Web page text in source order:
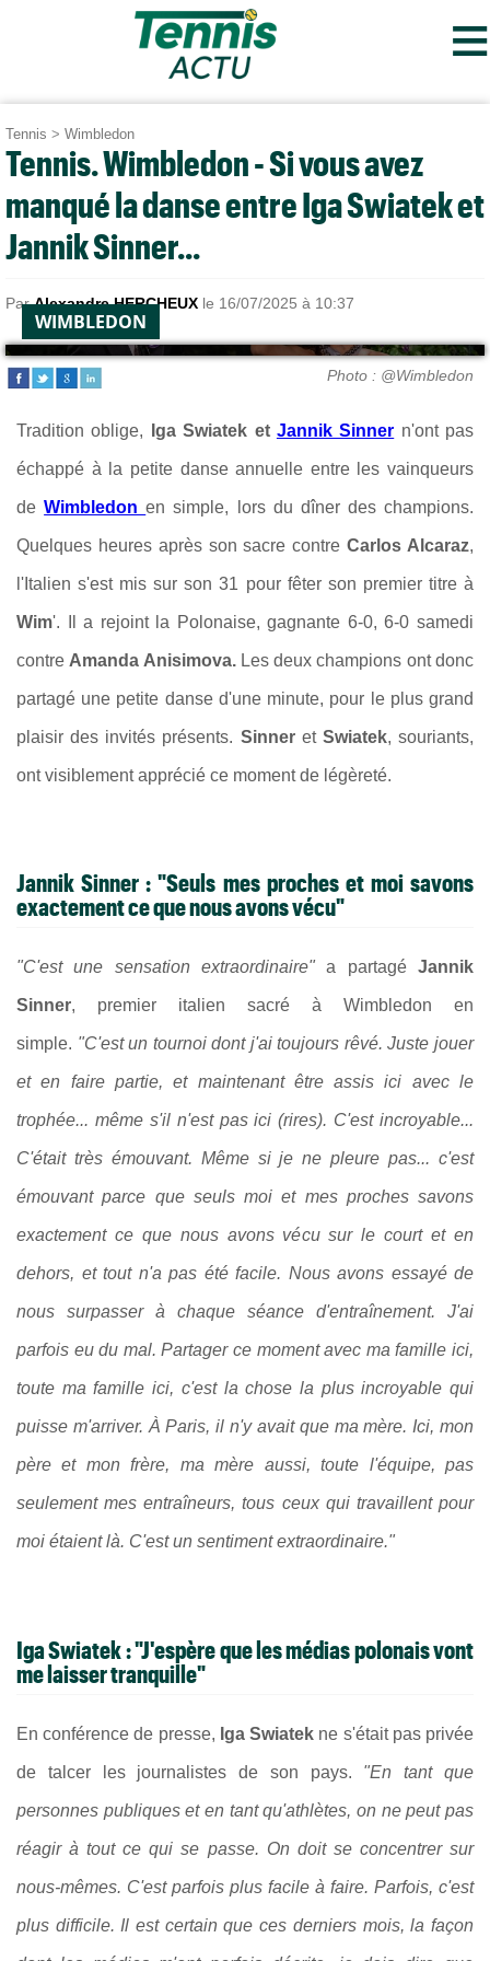
≡
Tennis > Wimbledon
Tennis. Wimbledon - Si vous avez
manqué la danse entre Iga Swiatek et
Jannik Sinner...
ParAlexandre HERCHEUX le 16/07/2025 à 10:37
WIMBLEDON
Photo : @Wimbledon
Tradition oblige, Iga Swiatek et Jannik Sinner n'ont pas
échappé à la petite danse annuelle entre les vainqueurs
deWimbledonen simple, lors du dîner des champions.
Quelques heures après son sacre contreCarlos Alcaraz,
l'Italien s'est mis sur son 31 pour fêter son premier titre à
Wim'. Il a rejoint la Polonaise, gagnante 6-0, 6-0 samedi
contre Amanda Anisimova.Les deux champions ont donc
partagé une petite danse d'une minute, pour le plus grand
plaisir des invités présents. Sinner et Swiatek, souriants,
ont visiblement apprécié ce moment de légèreté.
Jannik Sinner : "Seuls mes proches et moi savons
exactement ce que nous avons vécu"
"C'est une sensation extraordinaire" a partagé Jannik
Sinner, premier italien sacré à Wimbledon en
simple. "C'est un tournoi dont j'ai toujours rêvé. Juste jouer
et en faire partie, et maintenant être assis ici avec le
trophée... même s'il n'est pas ici (rires). C'est incroyable...
C'était très émouvant. Même si je ne pleure pas... c'est
émouvant parce que seuls moi et mes proches savons
exactement ce que nous avons vécu sur le court et en
dehors, et tout n'a pas été facile. Nous avons essayé de
nous surpasser à chaque séance d'entraînement. J'ai
parfois eu du mal. Partager ce moment avec ma famille ici,
toute ma famille ici, c'est la chose la plus incroyable qui
puisse m'arriver. À Paris, il n'y avait que ma mère. Ici, mon
père et mon frère, ma mère aussi, toute l'équipe, pas
seulement mes entraîneurs, tous ceux qui travaillent pour
moi étaient là. C'est un sentiment extraordinaire."
Iga Swiatek : "J'espère que les médias polonais vont
me laisser tranquille"
En conférence de presse, Iga Swiatek ne s'était pas privée
de talcer les journalistes de son pays. "En tant que
personnes publiques et en tant qu'athlètes, on ne peut pas
réagir à tout ce qui se passe. On doit se concentrer sur
nous-mêmes. C'est parfois plus facile à faire. Parfois, c'est
plus difficile. Il est certain que ces derniers mois, la façon